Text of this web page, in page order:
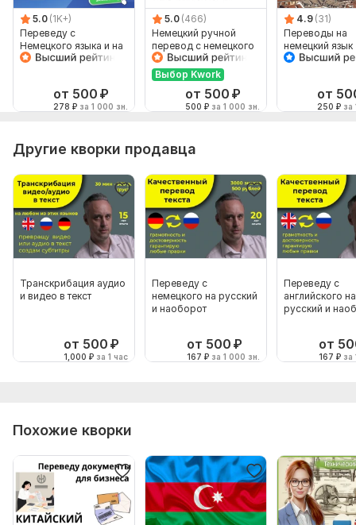
5.0 (1K+)
Переведу с
Немецкого языка и на
Немецкий язык от
от 500 ₽
278 ₽ за 1 000 зн.
5.0 (466)
Немецкий ручной
перевод с немецкого
на немецкий
Выбор Kwork
от 500 ₽
500 ₽ за 1 000 зн.
4.9 (31)
Переводы на
немецкий язык
от
250 ₽ за
Другие кворки продавца
Транскрибация аудио
и видео в текст
от 500 ₽
1,000 ₽ за 1 час
Переведу с
немецкого на русский
и наоборот
от 500 ₽
167 ₽ за 1 000 зн.
Переведу с
английского на
русский и
от
167 ₽ за
Похожие кворки